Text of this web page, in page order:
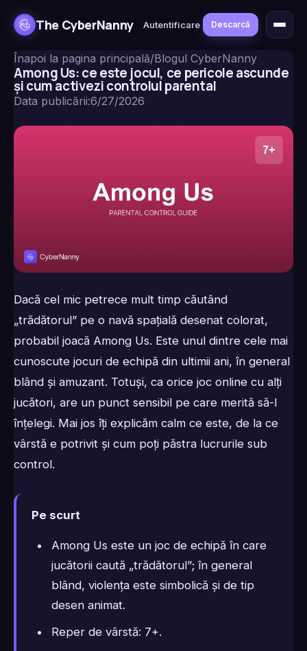
The CyberNanny Autentificare Descarcă
Înapoi la pagina principală/Blogul CyberNanny
Among Us: ce este jocul, ce pericole ascunde
și cum activezi controlul parental
Data publicării:6/27/2026
Dacă cel mic petrece mult timp căutând
„trădătorul” pe o navă spațială desenat colorat,
probabil joacă Among Us. Este unul dintre cele mai
cunoscute jocuri de echipă din ultimii ani, în general
blând și amuzant. Totuși, ca orice joc online cu alți
jucători, are un punct sensibil pe care merită să-l
înțelegi. Mai jos îți explicăm calm ce este, de la ce
vârstă e potrivit și cum poți păstra lucrurile sub
control.
Pe scurt
Among Us este un joc de echipă în care
jucătorii caută „trădătorul”; în general
blând, violența este simbolică și de tip
desen animat.
Reper de vârstă: 7+.